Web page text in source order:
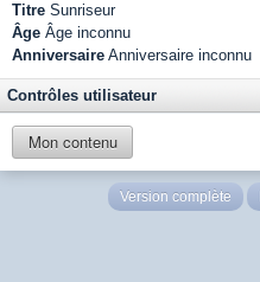
Titre Sunriseur
Âge Âge inconnu
Anniversaire Anniversaire inconnu
Contrôles utilisateur
Mon contenu
Version complète